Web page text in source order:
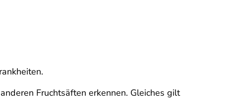
Fruchtsäften erkennen. Gleiches gilt